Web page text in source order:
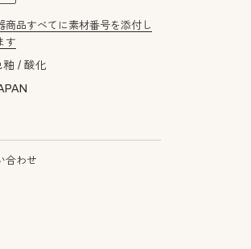
number6
商品すべてに素材番号を添付し
す
釉
酸化
合わせ